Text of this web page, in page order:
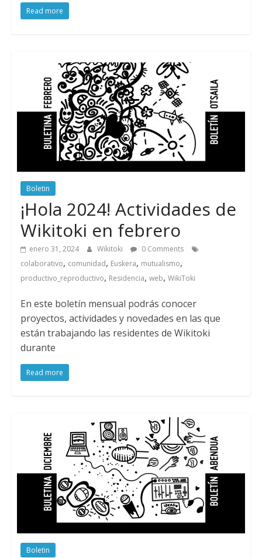
Read more
Boletin
¡Hola 2024! Actividades de
Wikitoki en febrero
enero 31, 2024 Wikitoki
0 Comments
colaborativo, comunidad, Euskera, mutualismo,
productivo_reproductivo, Residencia, web, WikiToki
En este boletín mensual podrás conocer
proyectos, actividades y novedades en las que
están trabajando las residentes de Wikitoki
durante
Read more
Boletin